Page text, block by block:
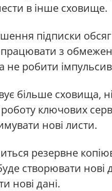
в інше сховище.
підписки
працювати з
не робити
більше сховища,
ключових
нові листи.
резервне
створювати нові
нові дані.